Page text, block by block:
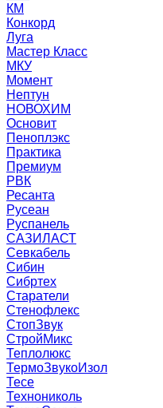
КМ
Конкорд
Луга
Мастер Класс
МКУ
Момент
Нептун
НОВОХИМ
Основит
Пеноплэкс
Практика
Премиум
РВК
Ресанта
Русеан
Руспанель
САЗИЛАСТ
Севкабель
Сибин
Сибртех
Старатели
Стенофлекс
СтопЗвук
СтройМикс
Теплолюкс
ТермоЗвукоИзол
Тесе
Технониколь